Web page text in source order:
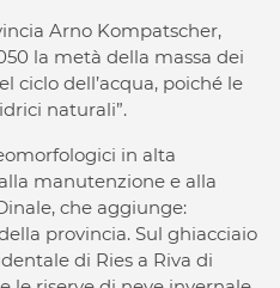
Arno Kompatscher,
la metà della massa dei
ciclo dell’acqua, poiché le
naturali”.
in alta
manutenzione e alla
che aggiunge:
provincia. Sul ghiacciaio
di Ries a Riva di